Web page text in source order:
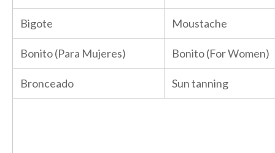
Bigote Moustache
Bonito (Para Mujeres) Bonito (For Women)
Bronceado Sun tanning